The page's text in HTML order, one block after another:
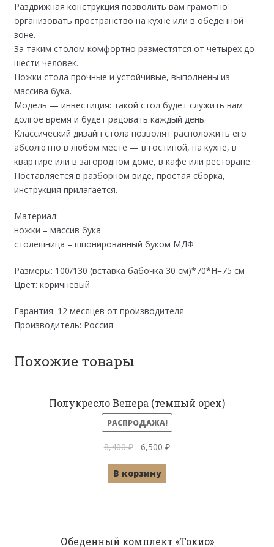
Раздвижная конструкция позволить вам грамотно
организовать пространство на кухне или в обеденной
зоне.
За таким столом комфортно разместятся от четырех до
шести человек.
Ножки стола прочные и устойчивые, выполнены из
массива бука.
Модель — инвестиция: такой стол будет служить вам
долгое время и будет радовать каждый день.
Классический дизайн стола позволят расположить его
абсолютно в любом месте — в гостиной, на кухне, в
квартире или в загородном доме, в кафе или ресторане.
Поставляется в разборном виде, простая сборка,
инструкция прилагается.
Материал:
ножки – массив бука
столешница – шпонированный буком МДФ
Размеры: 100/130 (вставка бабочка 30 см)*70*Н=75 см
Цвет: коричневый
Гарантия: 12 месяцев от производителя
Производитель: Россия
Похожие товары
Полукресло Венера (темный орех)
РАСПРОДАЖА!
8,400₽
Первоначальная
составляла
6,500₽Текущая
В корзину
Обеденный комплект «Токио»